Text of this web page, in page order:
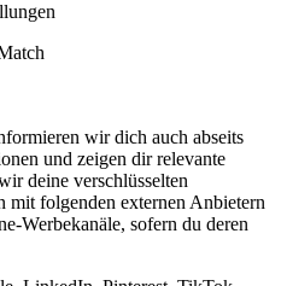
wir dich auch abseits
und zeigen dir relevante
deine verschlüsselten
mit folgenden externen Anbietern
Werbekanäle, sofern du deren